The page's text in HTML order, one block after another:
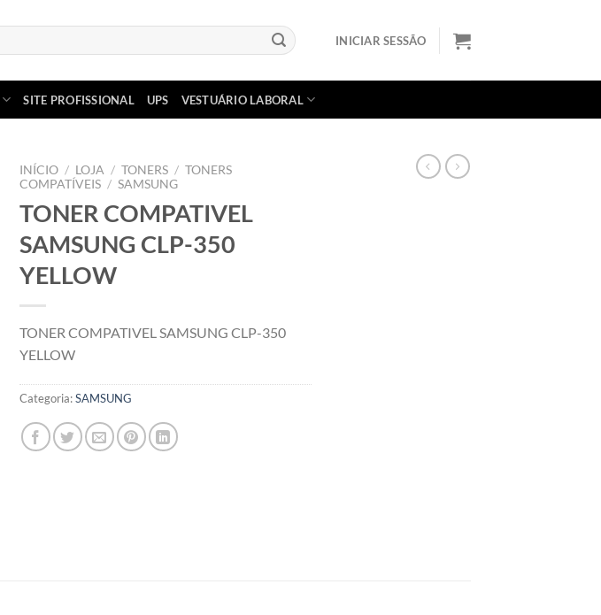
INICIAR SESSÃO
SITE PROFISSIONAL UPS VESTUÁRIO LABORAL
INÍCIO / LOJA / TONERS / TONERS
COMPATÍVEIS / SAMSUNG
TONER COMPATIVEL
SAMSUNG CLP-350
YELLOW
TONER COMPATIVEL SAMSUNG CLP-350
YELLOW
Categoria:SAMSUNG